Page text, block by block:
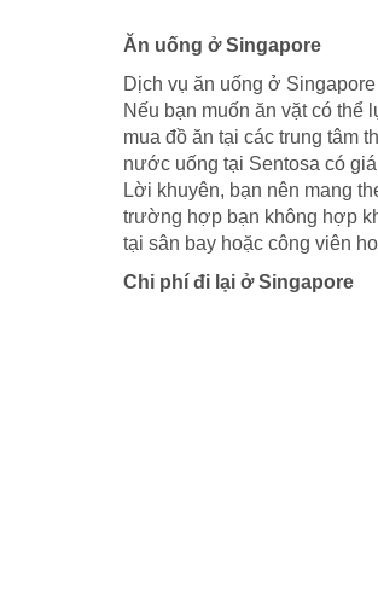
Ăn uống ở Singapore
Dịch vụ ăn uống ở
Nếu bạn muốn ăn vặt có
mua đồ ăn tại các trung tâm
nước uống tại Sentosa có
Lời khuyên, bạn nên mang
trường hợp bạn không hợp
tại sân bay hoặc công viên
Chi phí đi lại ở Singapore